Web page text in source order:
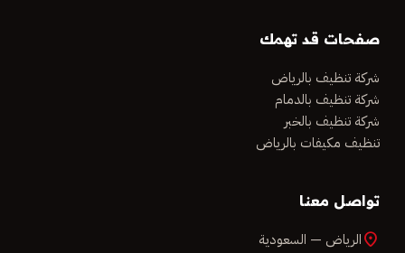
صفحات قد تهمك
شركة تنظيف بالرياض
شركة تنظيف بالدمام
شركة تنظيف بالخبر
تنظيف مكيفات بالرياض
تواصل معنا
location_onالرياض — السعودية